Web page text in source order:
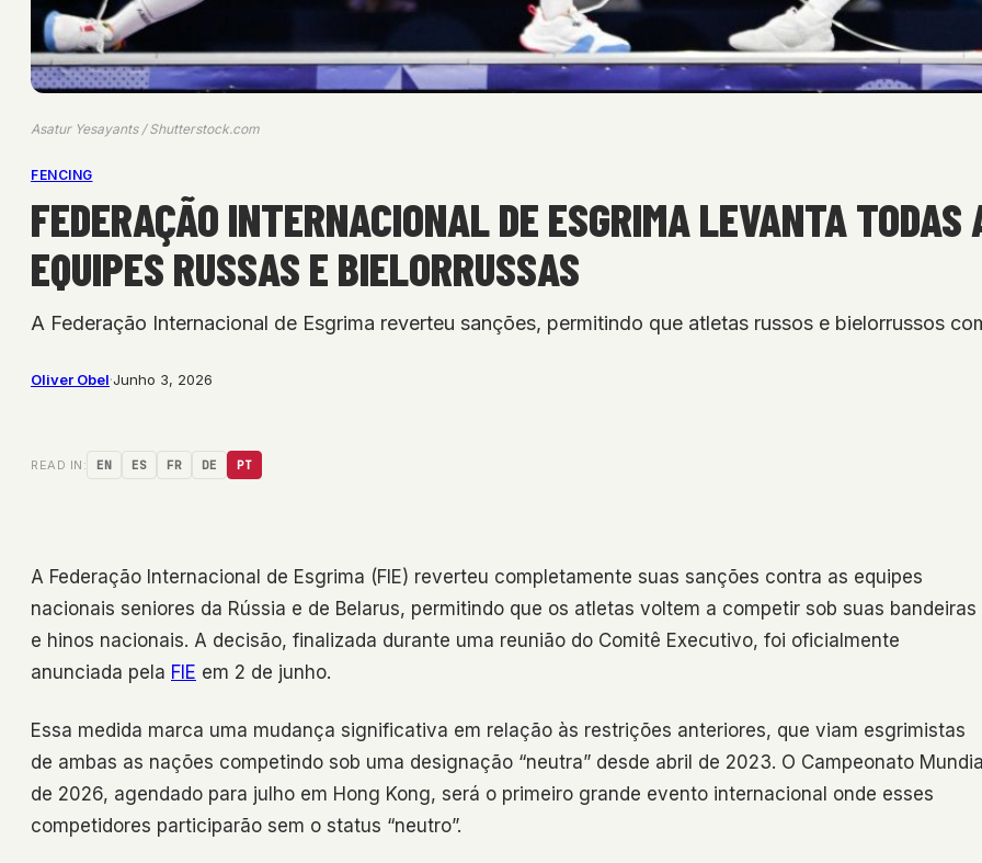
Asatur Yesayants / Shutterstock.com
FENCING
FEDERAÇÃO INTERNACIONAL DE ESGRIMA LEVANTA
EQUIPES RUSSAS E BIELORRUSSAS
A Federação Internacional de Esgrima reverteu sanções, permitindo que atletas russos e bielorrussos
Oliver Obel·Junho 3, 2026
READ IN: EN ES FR DE PT
A Federação Internacional de Esgrima (FIE) reverteu completamente suas sanções contra as equipes
nacionais seniores da Rússia e de Belarus, permitindo que os atletas voltem a competir sob suas bandeiras
e hinos nacionais. A decisão, finalizada durante uma reunião do Comitê Executivo, foi oficialmente
anunciada pela FIE em 2 de junho.
Essa medida marca uma mudança significativa em relação às restrições anteriores, que viam esgrimistas
de ambas as nações competindo sob uma designação “neutra” desde abril de 2023. O Campeonato
de 2026, agendado para julho em Hong Kong, será o primeiro grande evento internacional onde esses
competidores participarão sem o status “neutro”.